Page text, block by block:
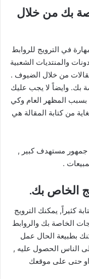
بك من خلال
في الترويج للروابط
والمنتديات الشعبية
من خلال الضيوف .
بك. وايضاً لا يجب عليك
بسبب المظهر العام وكي
من كتابة المقالة هي
جمهور مستهدف كبير ,
.
كثيراً, يمكنك الترويج
الخاصة بك والروابط
بطبيعة الحال عمل
الناس الحصول عليه ,
او حتى على موقعك